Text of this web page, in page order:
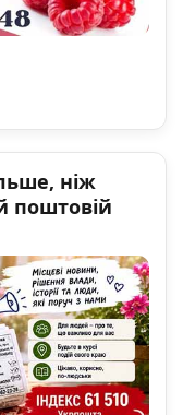
ніж
поштовій